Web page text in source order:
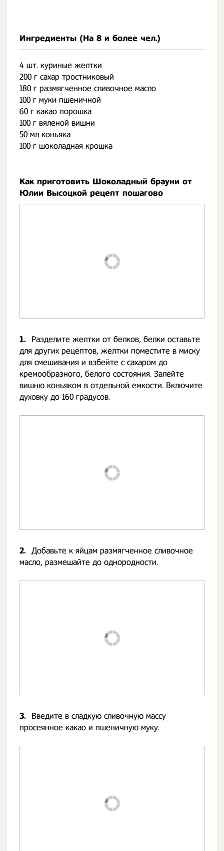
Ингредиенты (На 8 и более чел.)
4 шт. куриные желтки
200 г сахар тростниковый
180 г размягченное сливочное масло
100 г муки пшеничной
60 г какао порошка
100 г вяленой вишни
50 мл коньяка
100 г шоколадная крошка
Как приготовить Шоколадный брауни от
Юлии Высоцкой рецепт пошагово
1.
Разделите желтки от белков, белки оставьте
для других рецептов, желтки поместите в миску
для смешивания и взбейте с сахаром до
кремообразного, белого состояния. Залейте
вишню коньяком в отдельной емкости. Включите
духовку до 160 градусов.
2. Добавьте к яйцам размягченное сливочное
масло, размешайте до однородности.
3.
Введите в сладкую сливочную массу
просеянное какао и пшеничную муку.